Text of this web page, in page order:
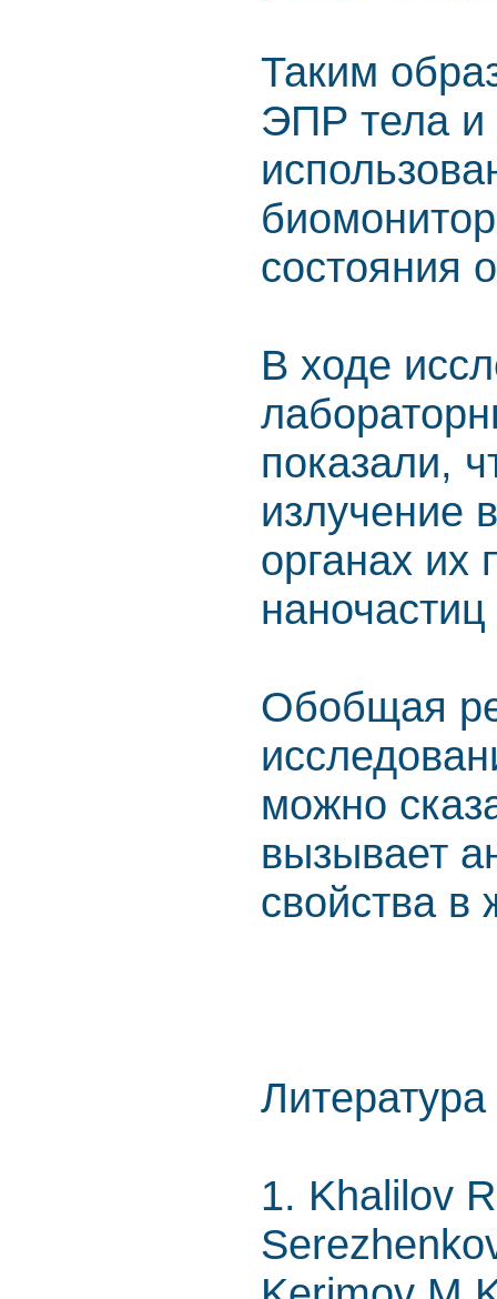
Таким
ЭПР тела и
состояния
В ходе
показали,
излучение
органах их
Обобщая
можно
вызывает
свойства в
Литература
1. Khalilov